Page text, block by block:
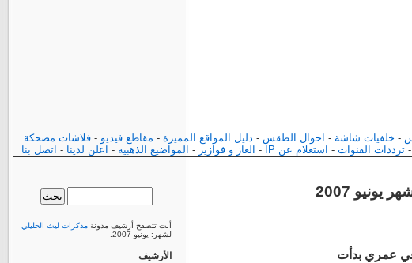
- خلفيات شاشة - احوال الطقس - دليل المواقع المميزة - مقاطع فيديو -فلاشات مضحكة
- ترددات القنوات - استعلام عن IP - الغاز و فوازير - المواضيع الذهبية - اعلن لدينا - اتصل بنا
2007
عمري بدأت
أنت تتصفح أرشيف مدونة مذكرات ليث الخليلي
لشهر: يونيو 2007.
الأرشيف